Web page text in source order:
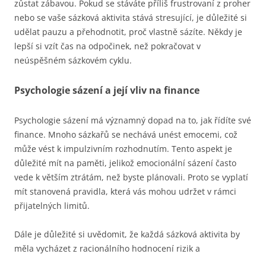
zůstat zábavou. Pokud se stáváte příliš frustrovaní z proher
nebo se vaše sázková aktivita stává stresující, je důležité si
udělat pauzu a přehodnotit, proč vlastně sázíte. Někdy je
lepší si vzít čas na odpočinek, než pokračovat v
neúspěšném sázkovém cyklu.
Psychologie sázení a její vliv na finance
Psychologie sázení má významný dopad na to, jak řídíte své
finance. Mnoho sázkařů se nechává unést emocemi, což
může vést k impulzivním rozhodnutím. Tento aspekt je
důležité mít na paměti, jelikož emocionální sázení často
vede k větším ztrátám, než byste plánovali. Proto se vyplatí
mít stanovená pravidla, která vás mohou udržet v rámci
přijatelných limitů.
Dále je důležité si uvědomit, že každá sázková aktivita by
měla vycházet z racionálního hodnocení rizik a